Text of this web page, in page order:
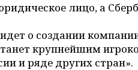
лицо, а
о создании
крупнейшим
и ряде других стран».